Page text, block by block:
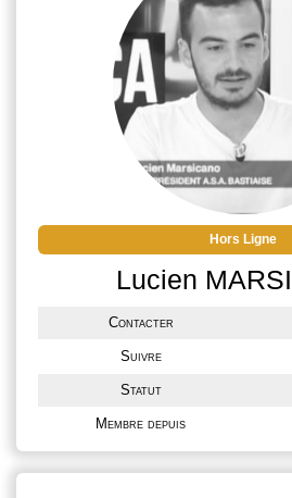
Hors Ligne
Lucien
Contacter
Suivre
Statut
Membre depuis